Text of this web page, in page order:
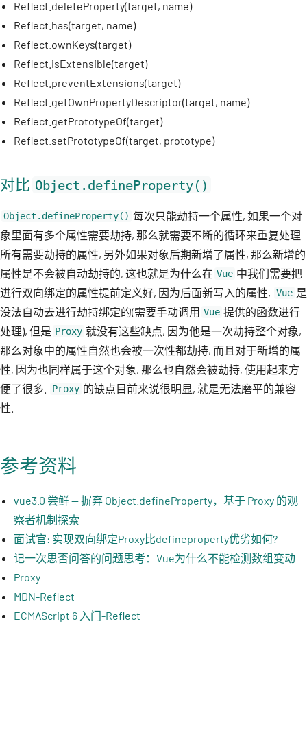
Reflect.deleteProperty(target, name)
Reflect.has(target, name)
Reflect.ownKeys(target)
Reflect.isExtensible(target)
Reflect.preventExtensions(target)
Reflect.getOwnPropertyDescriptor(target, name)
Reflect.getPrototypeOf(target)
Reflect.setPrototypeOf(target, prototype)
对比 Object.defineProperty()
Object.defineProperty() 每次只能劫持一个属性, 如果一个对
象里面有多个属性需要劫持, 那么就需要不断的循环来重复处理
所有需要劫持的属性, 另外如果对象后期新增了属性, 那么新增的
属性是不会被自动劫持的, 这也就是为什么在 Vue 中我们需要把
进行双向绑定的属性提前定义好, 因为后面新写入的属性, Vue 是
没法自动去进行劫持绑定的(需要手动调用 Vue 提供的函数进行
处理), 但是 Proxy 就没有这些缺点, 因为他是一次劫持整个对象,
那么对象中的属性自然也会被一次性都劫持, 而且对于新增的属
性, 因为也同样属于这个对象, 那么也自然会被劫持, 使用起来方
便了很多.
Proxy 的缺点目前来说很明显, 就是无法磨平的兼容
性.
参考资料
vue3.0 尝鲜 -- 摒弃 Object.defineProperty，基于 Proxy 的观
察者机制探索
面试官: 实现双向绑定Proxy比defineproperty优劣如何?
记一次思否问答的问题思考：Vue为什么不能检测数组变动
Proxy
MDN-Reflect
ECMAScript 6 入门-Reflect